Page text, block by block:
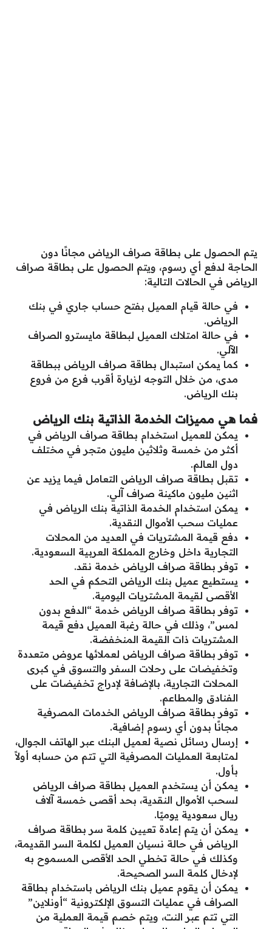
يتم الحصول على بطاقة صراف الرياض مجانًا دون
الحاجة لدفع أي رسوم، ويتم الحصول على بطاقة صراف
الرياض في الحالات التالية:
في حالة قيام العميل بفتح حساب جاري في بنك
الرياض.
في حالة امتلاك العميل لبطاقة مايسترو الصراف
الآلي.
كما يمكن استبدال بطاقة صراف الرياض ببطاقة
مدى، من خلال التوجه لزيارة أقرب فرع من فروع
بنك الرياض.
فما هي مميزات الخدمة الذاتية بنك الرياض
يمكن للعميل استخدام بطاقة صراف الرياض في
أكثر من خمسة وثلاثين مليون متجر في مختلف
دول العالم.
تقبل بطاقة صراف الرياض التعامل فيما يزيد عن
اثنين مليون ماكينة صراف آلي.
يمكن استخدام الخدمة الذاتية بنك الرياض في
عمليات سحب الأموال النقدية.
دفع قيمة المشتريات في العديد من المحلات
التجارية داخل وخارج المملكة العربية السعودية.
توفر بطاقة صراف الرياض خدمة نقد.
يستطيع عميل بنك الرياض التحكم في الحد
الأقصى لقيمة المشتريات اليومية.
توفر بطاقة صراف الرياض خدمة “الدفع بدون
لمس”، وذلك في حالة رغبة العميل دفع قيمة
المشتريات ذات القيمة المنخفضة.
توفر بطاقة صراف الرياض لعملائها عروض متعددة
وتخفيضات على رحلات السفر والتسوق في كبرى
المحلات التجارية، بالإضافة لإدراج تخفيضات على
الفنادق والمطاعم.
توفر بطاقة صراف الرياض الخدمات المصرفية
مجانًا بدون أي رسوم إضافية.
إرسال رسائل نصية لعميل البنك عبر الهاتف الجوال،
لمتابعة العمليات المصرفية التي تتم من حسابه أولاً
بأول.
يمكن أن يستخدم العميل بطاقة صراف الرياض
لسحب الأموال النقدية، بحد أقصى خمسة آلاف
ريال سعودية يوميًا.
يمكن أن يتم إعادة تعيين كلمة سر بطاقة صراف
الرياض في حالة نسيان العميل لكلمة السر القديمة،
وكذلك في حالة تخطي الحد الأقصى المسموح به
لإدخال كلمة السر الصحيحة.
يمكن أن يقوم عميل بنك الرياض باستخدام بطاقة
الصراف في عمليات التسوق الإلكترونية “أونلاين”
التي تتم عبر النت، ويتم خصم قيمة العملية من